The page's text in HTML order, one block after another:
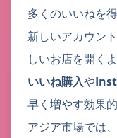
多くのいいねを
新しいアカウン
しいお店を開く
いいね購入や
早く増やす効果
アジア市場では、